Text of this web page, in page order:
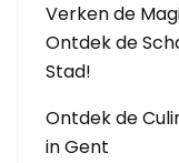
Verken de
Ontdek de
Stad!
Ontdek de
in Gent